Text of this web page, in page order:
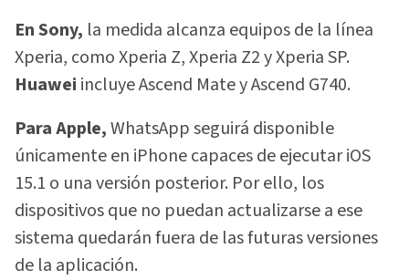
En Sony, la medida alcanza equipos de la línea
Xperia, como Xperia Z, Xperia Z2 y Xperia SP.
Huawei incluye Ascend Mate y Ascend G740.
Para Apple,WhatsApp seguirá disponible
únicamente en iPhone capaces de ejecutar iOS
15.1 o una versión posterior. Por ello, los
dispositivos que no puedan actualizarse a ese
sistema quedarán fuera de las futuras versiones
de la aplicación.